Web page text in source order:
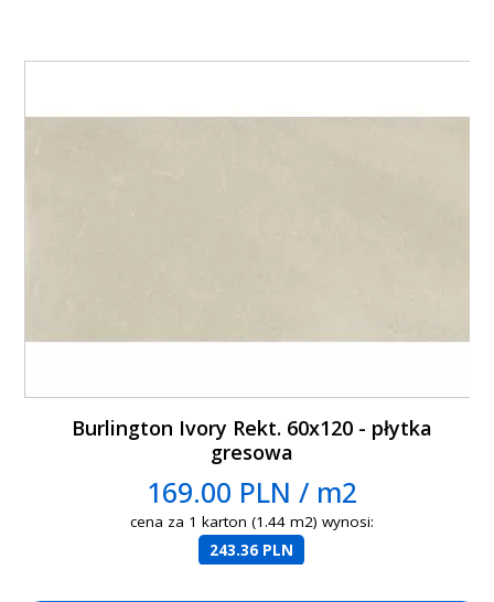
Burlington Ivory Rekt. 60x120 - płytka
gresowa
169.00 PLN / m2
cena za 1 karton (1.44 m2) wynosi:
243.36 PLN